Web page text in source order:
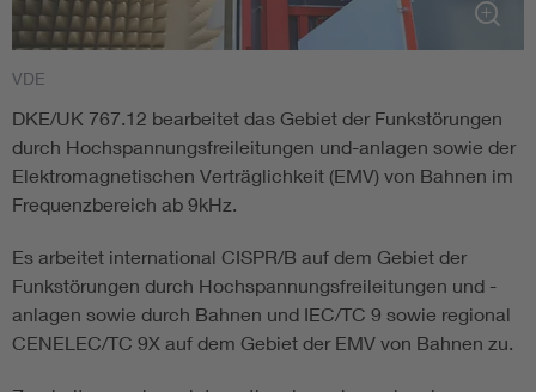
Smart Cities
DKE Fachinformationen im Kontext der Normung
Blitzschutz: DIN EN 62305 in der Übersicht
Cybersecurity in der Industrieautomatisierung
VDE
DKE/UK 767.12 bearbeitet das Gebiet der Funkstörungen
durch Hochspannungsfreileitungen und-anlagen sowie der
Elektromagnetischen Verträglichkeit (EMV) von Bahnen im
Frequenzbereich ab 9kHz.
Es arbeitet international CISPR/B auf dem Gebiet der
Funkstörungen durch Hochspannungsfreileitungen und -
anlagen sowie durch Bahnen und IEC/TC 9 sowie regional
CENELEC/TC 9X auf dem Gebiet der EMV von Bahnen zu.